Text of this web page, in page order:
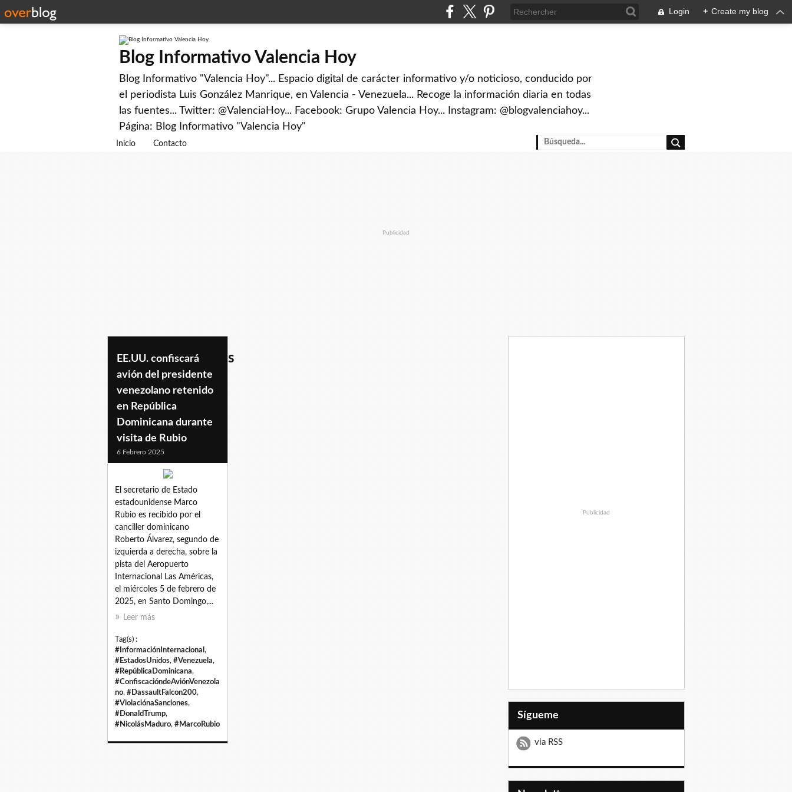
Login + Create my blog
Blog Informativo Valencia Hoy
Blog Informativo "Valencia Hoy"... Espacio digital de carácter informativo y/o noticioso, conducido por
el periodista Luis González Manrique, en Valencia - Venezuela... Recoge la información diaria en todas
las fuentes... Twitter: @ValenciaHoy... Facebook: Grupo Valencia Hoy... Instagram: @blogvalenciahoy...
Página: Blog Informativo "Valencia Hoy"
Inicio Contacto
Publicidad
violacionasanciones
EE.UU. confiscará
avión del presidente
venezolano retenido
en República
Dominicana durante
visita de Rubio
6 Febrero 2025
El secretario de Estado
estadounidense Marco
Rubio es recibido por el
canciller dominicano
Roberto Álvarez, segundo de
izquierda a derecha, sobre la
pista del Aeropuerto
Internacional Las Américas,
el miércoles 5 de febrero de
2025, en Santo Domingo,...
Leer más
Tag(s) :
#InformaciónInternacional ,
#EstadosUnidos, #Venezuela,
#RepúblicaDominicana,
#ConfiscacióndeAviónVenezola
no, #DassaultFalcon200,
#ViolaciónaSanciones,
#DonaldTrump,
#NicolásMaduro, #MarcoRubio
Publicidad
Sígueme
via RSS